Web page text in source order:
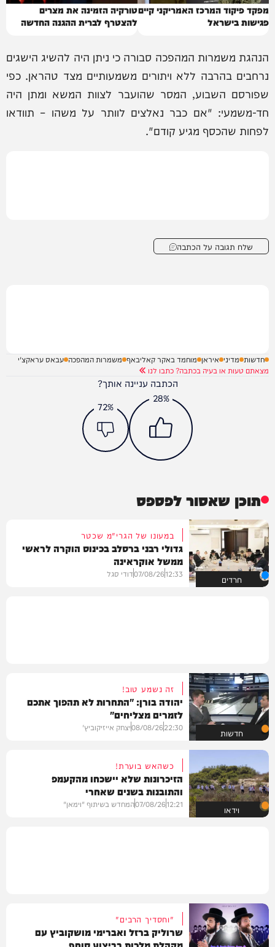
מפקד פיקוד המרכז האמריקני קיים
פגישות בישראל
טורקיה הזמינה את מצרים
להצטרף לברית ההגנה החדשה
הנהגת משמרות המהפכה סבורה כי ניתן היה להשיג הישגים
נרחבים בהרבה ללא ויתורים משמעותיים מצד טהראן. כפי
שפורסם השבוע, המסר שהועבר לצוות המשא ומתן היה
חד-משמעי: "אם כבר נאלצים לוותר על משהו – תוודאו
לפחות שהכסף מגיע קודם".
שלח תגובה על הכתבה
חדשות מדיני איראן מוחמד באקר קאליבאף משמרות המהפכה עבאס עראקצ'י
מצאתם טעות או בעיה בכתבה? כתבו לנו
הכתבה עניינה אותך?
28%
72%
תוכן שאסור לפספס
חרדים
במעונו של הגרי"מ שכטר
גדולי רבני ברסלב בכינוס הוקרה לראשי
ממשל אוקראינה
12:33
07/08/26דודי סגל
חדשות
זה נשמע טוב!
יהודה בורן: "התחרות לא תהפוך אתכם
לזמרים מצליחים"
22:30
08/08/26יצחק אייזיקוביץ'
וידאו
כשהאש בוערת!
הזיכרונות שלא יישכחו מהקעמפ
והתובנות בשנים שאחרי
12:21
07/08/26המחדש בשיתוף "וימאן"
"וחסדיך הרבים"
שרוליק ברזל ואברימי מושקוביץ עם